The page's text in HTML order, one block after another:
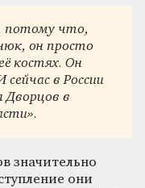
потому что,
он просто
костях. Он
в России
Дворцов в
значительно
они